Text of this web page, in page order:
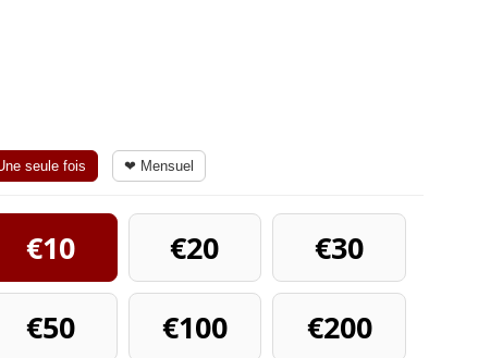
seule fois ❤ Mensuel
€10 €20
€30
€50
€100 €200